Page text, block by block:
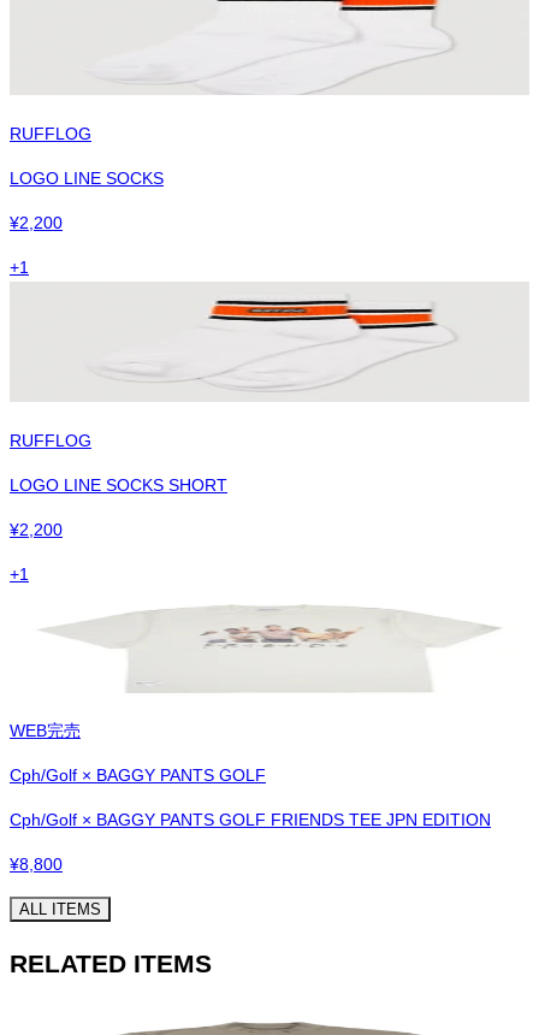
RUFFLOG
LOGO LINE SOCKS
¥2,200
+1
RUFFLOG
LOGO LINE SOCKS SHORT
¥2,200
+1
WEB完売
Cph/Golf × BAGGY PANTS GOLF
Cph/Golf × BAGGY PANTS GOLF FRIENDS TEE JPN EDITION
¥8,800
ALL ITEMS
RELATED ITEMS